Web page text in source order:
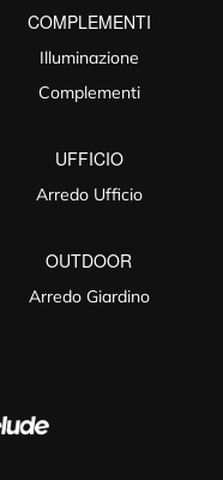
COMPLEMENTI
Illuminazione
Complementi
UFFICIO
Arredo Ufficio
OUTDOOR
Arredo Giardino